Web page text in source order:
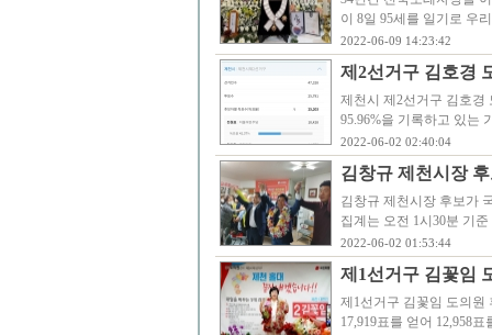
이 8일 95세를 일기로 우
2022-06-09 14:23:42
제2선거구 김호경
제천시 제2선거구 김호경
95.96%을 기록하고 있는
2022-06-02 02:40:04
김창규 제천시장
김창규 제천시장 후보가
집계는 오전 1시30분 기
2022-06-02 01:53:44
제1선거구 김꽃임
제1선거구 김꽃임 도의원
17,919표를 얻어 12,958